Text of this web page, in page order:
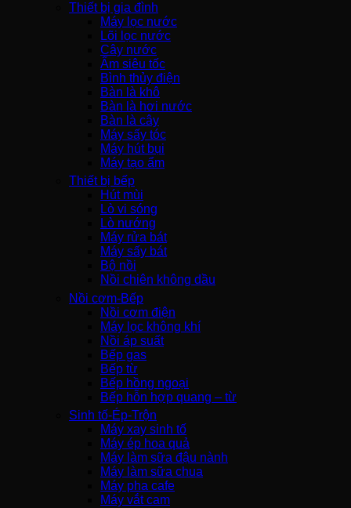
Thiết bị gia đình
Máy lọc nước
Lõi lọc nước
Cây nước
Ấm siêu tốc
Bình thủy điện
Bàn là khô
Bàn là hơi nước
Bàn là cây
Máy sấy tóc
Máy hút bụi
Máy tạo ẩm
Thiết bị bếp
Hút mùi
Lò vi sóng
Lò nướng
Máy rửa bát
Máy sấy bát
Bộ nồi
Nồi chiên không dầu
Nồi cơm-Bếp
Nồi cơm điện
Máy lọc không khí
Nồi áp suất
Bếp gas
Bếp từ
Bếp hồng ngoại
Bếp hỗn hợp quang – từ
Sinh tố-Ép-Trộn
Máy xay sinh tố
Máy ép hoa quả
Máy làm sữa đậu nành
Máy làm sữa chua
Máy pha cafe
Máy vắt cam